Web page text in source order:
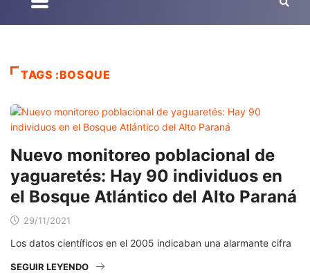
TAGS :BOSQUE
Nuevo monitoreo poblacional de
yaguaretés: Hay 90 individuos en
el Bosque Atlántico del Alto Paraná
29/11/2021
Los datos científicos en el 2005 indicaban una alarmante cifra
SEGUIR LEYENDO